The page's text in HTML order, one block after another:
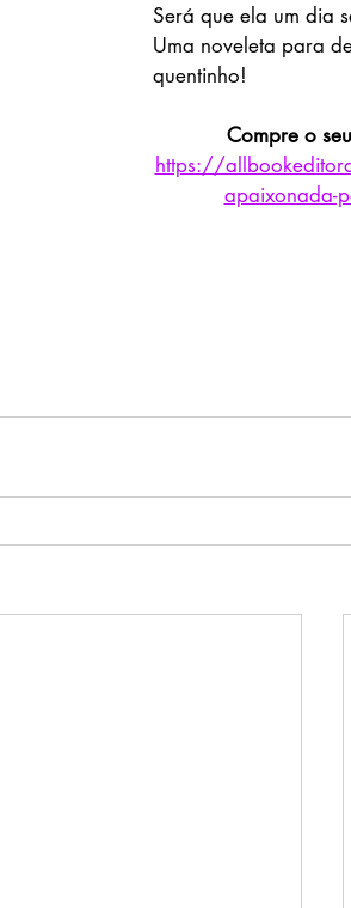
Será que ela um dia
Uma noveleta para
quentinho!
Compre o
https://
apaixonada-